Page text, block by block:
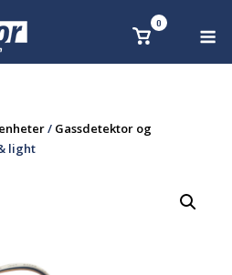
Se 0
/ Gassdetektor og
light